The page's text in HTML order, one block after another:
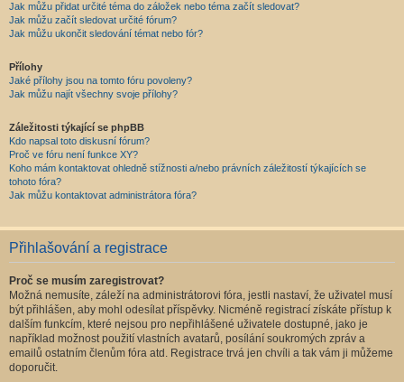
Jak můžu přidat určité téma do záložek nebo téma začít sledovat?
Jak můžu začít sledovat určité fórum?
Jak můžu ukončit sledování témat nebo fór?
Přílohy
Jaké přílohy jsou na tomto fóru povoleny?
Jak můžu najít všechny svoje přílohy?
Záležitosti týkající se phpBB
Kdo napsal toto diskusní fórum?
Proč ve fóru není funkce XY?
Koho mám kontaktovat ohledně stížnosti a/nebo právních záležitostí týkajících se
tohoto fóra?
Jak můžu kontaktovat administrátora fóra?
Přihlašování a registrace
Proč se musím zaregistrovat?
Možná nemusíte, záleží na administrátorovi fóra, jestli nastaví, že uživatel musí
být přihlášen, aby mohl odesílat příspěvky. Nicméně registrací získáte přístup k
dalším funkcím, které nejsou pro nepřihlášené uživatele dostupné, jako je
například možnost použití vlastních avatarů, posílání soukromých zpráv a
emailů ostatním členům fóra atd. Registrace trvá jen chvíli a tak vám ji můžeme
doporučit.